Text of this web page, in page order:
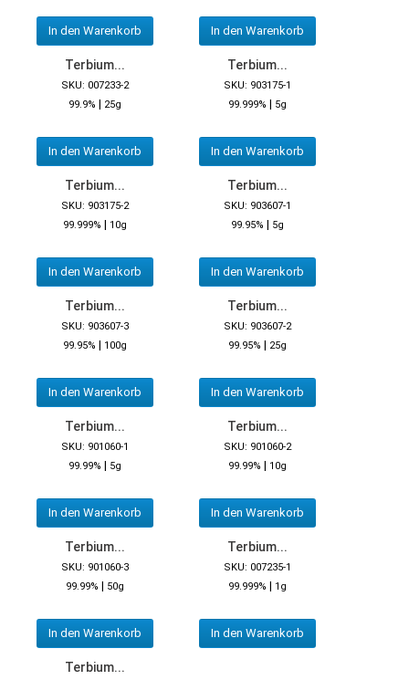
In den Warenkorb In den Warenkorb
Terbium...
SKU: 007233-2
99.9% | 25g
In den Warenkorb
Terbium...
SKU: 903175-1
99.999% | 5g
In den Warenkorb
Terbium...
SKU: 903175-2
99.999% | 10g
In den Warenkorb
Terbium...
SKU: 903607-1
99.95% | 5g
In den Warenkorb
Terbium...
SKU: 903607-3
99.95% | 100g
In den Warenkorb
Terbium...
SKU: 903607-2
99.95% | 25g
In den Warenkorb
Terbium...
SKU: 901060-1
99.99% | 5g
In den Warenkorb
Terbium...
SKU: 901060-2
99.99% | 10g
In den Warenkorb
Terbium...
SKU: 901060-3
99.99% | 50g
In den Warenkorb
Terbium...
SKU: 007235-1
99.999% | 1g
In den Warenkorb
Terbium...